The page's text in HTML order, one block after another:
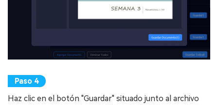
Haz clic en el botón "Guardar" situado junto al archivo